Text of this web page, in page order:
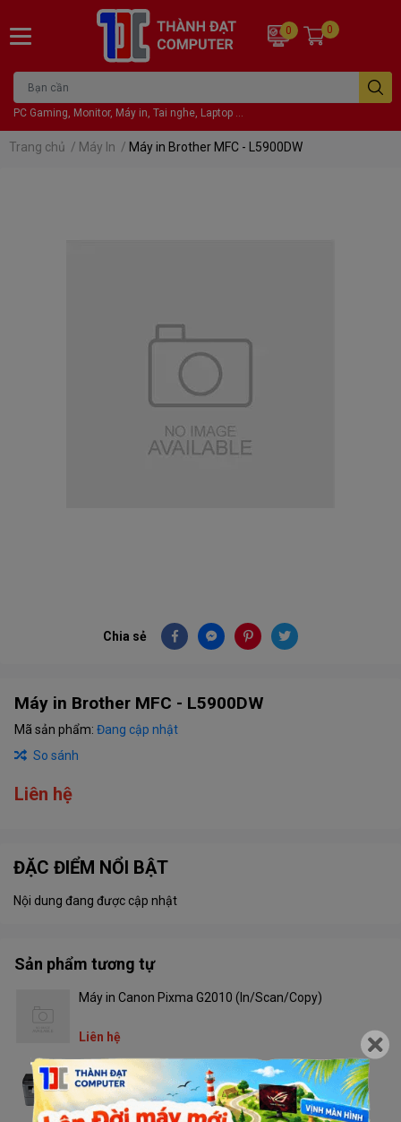
PC Gaming, Monitor, Máy in, Tai nghe, Laptop ...
0 0
Trang chủ / Máy In / Máy in Brother MFC - L5900DW
Chia sẻ
Máy in Brother MFC - L5900DW
Mã sản phẩm: Đang cập nhật
So sánh
Liên hệ
ĐẶC ĐIỂM NỔI BẬT
Nội dung đang được cập nhật
Sản phẩm tương tự
Máy in Canon Pixma G2010 (In/Scan/Copy)
Liên hệ
Máy in Brother DCP - L2520D
Liên hệ